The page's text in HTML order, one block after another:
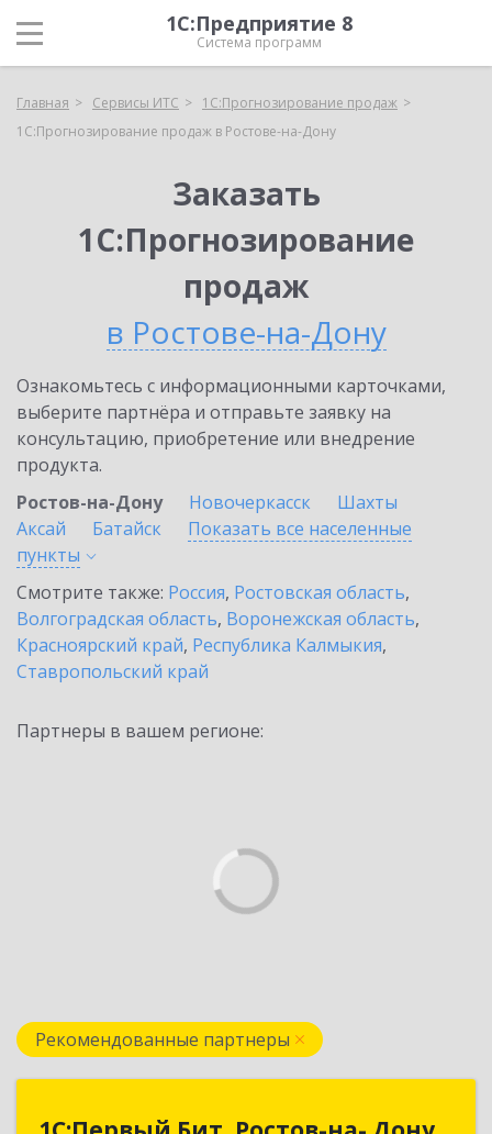
1С:Предприятие 8
Система программ
Главная Сервисы ИТС
1С:Прогнозирование продаж
1С:Прогнозирование продаж в Ростове-на-Дону
Заказать
1С:Прогнозирование
продаж
в Ростове-на-Дону
Ознакомьтесь с информационными карточками,
выберите партнёра и отправьте заявку на
консультацию, приобретение или внедрение
продукта.
Ростов-на-Дону
Новочеркасск
Шахты
Аксай
Батайск
Показать все населенные
пункты
Смотрите также: Россия, Ростовская область,
Волгоградская область, Воронежская область,
Красноярский край, Республика Калмыкия,
Ставропольский край
Партнеры в вашем регионе:
Рекомендованные партнеры
1С:Первый Бит, Ростов-на- Дону